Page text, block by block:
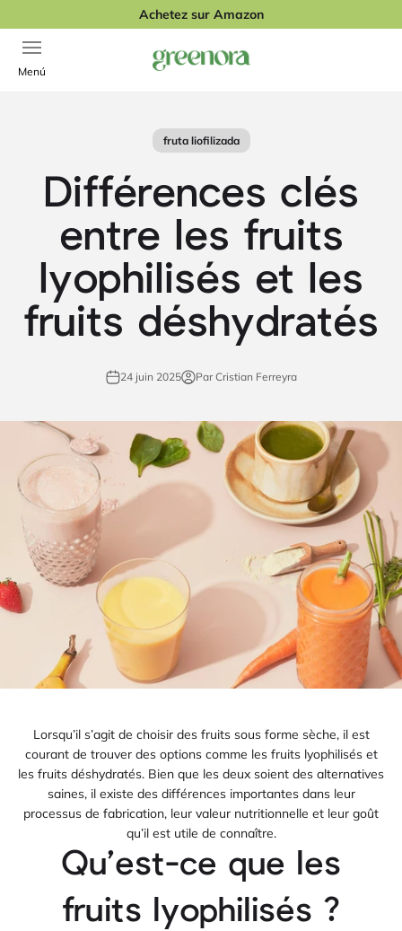
Achetez sur Amazon
Ouvrir la navigation
Menú
Greenora
fruta liofilizada
Différences clés
entre les fruits
lyophilisés et les
fruits déshydratés
24 juin 2025 Par Cristian Ferreyra
Lorsqu’il s’agit de choisir des fruits sous forme sèche, il est
courant de trouver des options comme les fruits lyophilisés et
les fruits déshydratés. Bien que les deux soient des alternatives
saines, il existe des différences importantes dans leur
processus de fabrication, leur valeur nutritionnelle et leur goût
qu’il est utile de connaître.
Qu’est-ce que les
fruits lyophilisés ?